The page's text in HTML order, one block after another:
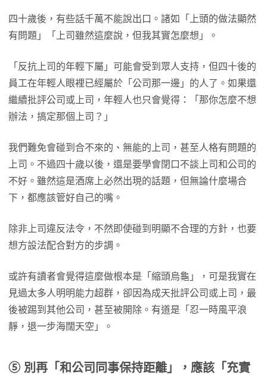
四十歲後，有些話千萬不能說出口。諸如「上頭的做法顯然
有問題」「上司雖然這麼說，但我其實怎麼想」。
「反抗上司的年輕下屬」可能會受到眾人支持，但四十後的
員工在年輕人眼裡已經屬於「公司那一邊」的人了。如果還
繼續批評公司或上司，年輕人也只會覺得：「那你怎麼不想
辦法，搞定那個上司？」
我們難免會碰到合不來的、無能的上司，甚至人格有問題的
上司。不過四十歲以後，還是要學會閉口不談上司和公司的
不好。雖然這是酒席上必然出現的話題，但無論什麼場合
下，都應該管好自己的嘴。
除非上司違反法令，不然即使碰到明顯不合理的方針，也要
想方設法配合對方的步調。
或許有讀者會覺得這麼做根本是「縮頭烏龜」，可是我實在
見過太多人明明能力超群，卻因為成天批評公司或上司，最
後被踢到其他公司，甚至被開除。有道是「忍一時風平浪
靜，退一步海闊天空」。
⑤ 別再「和公司同事保持距離」，應該「充實